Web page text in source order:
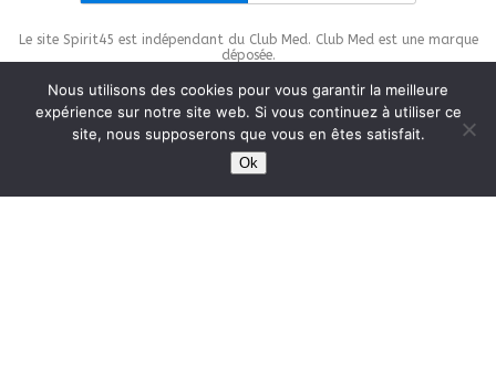
Le site Spirit45 est indépendant du Club Med. Club Med est une marque
déposée.
This site is protected bywp-copyrightpro.com
Nous utilisons des cookies pour vous garantir la meilleure
expérience sur notre site web. Si vous continuez à utiliser ce
site, nous supposerons que vous en êtes satisfait.
Ok